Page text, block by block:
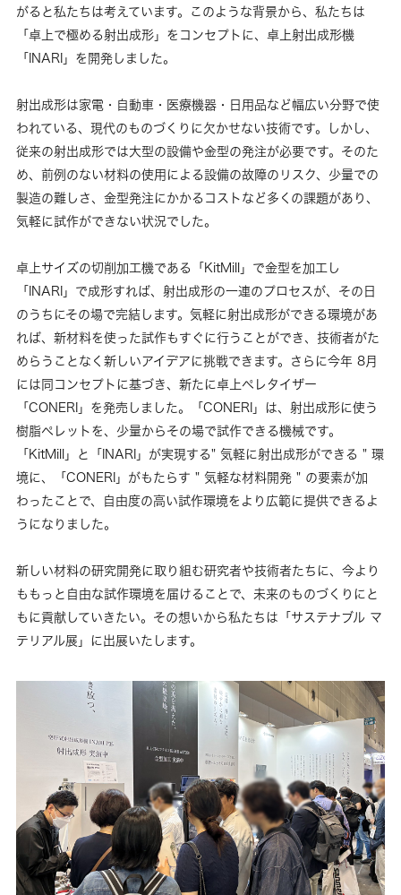
がると私たちは考えています。このような背景から、私たちは
「卓上で極める射出成形」をコンセプトに、卓上射出成形機
「INARI」を開発しました。
射出成形は家電・自動車・医療機器・日用品など幅広い分野で使
われている、現代のものづくりに欠かせない技術です。しかし、
従来の射出成形では大型の設備や金型の発注が必要です。そのた
め、前例のない材料の使用による設備の故障のリスク、少量での
製造の難しさ、金型発注にかかるコストなど多くの課題があり、
気軽に試作ができない状況でした。
卓上サイズの切削加工機である「KitMill」で金型を加工し
「INARI」で成形すれば、射出成形の一連のプロセスが、その日
のうちにその場で完結します。気軽に射出成形ができる環境があ
れば、新材料を使った試作もすぐに行うことができ、技術者がた
めらうことなく新しいアイデアに挑戦できます。さらに今年 8月
には同コンセプトに基づき、新たに卓上ペレタイザー
「CONERI」を発売しました。「CONERI」は、射出成形に使う
樹脂ペレットを、少量からその場で試作できる機械です。
「KitMill」と「INARI」が実現する" 気軽に射出成形ができる " 環
境に、「CONERI」がもたらす " 気軽な材料開発 " の要素が加
わったことで、自由度の高い試作環境をより広範に提供できるよ
うになりました。
新しい材料の研究開発に取り組む研究者や技術者たちに、今より
ももっと自由な試作環境を届けることで、未来のものづくりにと
もに貢献していきたい。その想いから私たちは「サステナブル マ
テリアル展」に出展いたします。